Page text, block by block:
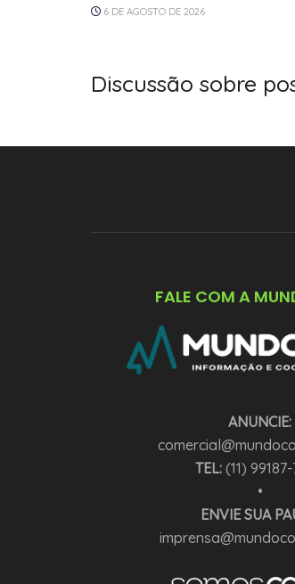
6 DE AGOSTO DE 2026
Discussão sobre
FALE COM A
ANUNCIE:
TEL: (11)
•
ENVIE SUA